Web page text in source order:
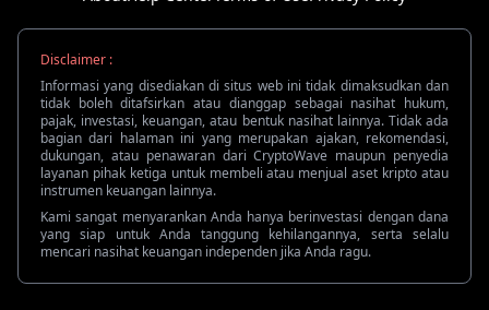
Disclaimer :
Informasi yang disediakan di situs web ini tidak dimaksudkan dan
tidak boleh ditafsirkan atau dianggap sebagai nasihat hukum,
pajak, investasi, keuangan, atau bentuk nasihat lainnya. Tidak ada
bagian dari halaman ini yang merupakan ajakan, rekomendasi,
dukungan, atau penawaran dari CryptoWave maupun penyedia
layanan pihak ketiga untuk membeli atau menjual aset kripto atau
instrumen keuangan lainnya.
Kami sangat menyarankan Anda hanya berinvestasi dengan dana
yang siap untuk Anda tanggung kehilangannya, serta selalu
mencari nasihat keuangan independen jika Anda ragu.